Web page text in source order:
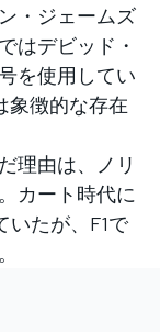
・ジェームズ
はデビッド・
を使用してい
象徴的な存在
理由は、ノリ
カート時代に
いたが、F1で